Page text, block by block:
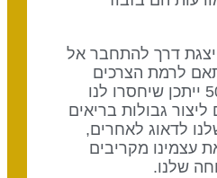
דרך להתחבר אל
לרמת הצרכים
הנדרשת. ללא שער 50 ייתכן שיחסרו לנו
גבולות בריאים
לדאוג לאחרים,
עצמינו מקריבים
שלנו.